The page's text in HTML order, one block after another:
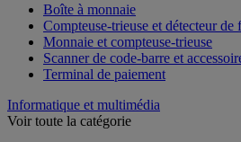
Boîte à monnaie
Compteuse-trieuse et détecteur de
Monnaie et compteuse-trieuse
Scanner de code-barre et
Terminal de paiement
Informatique et multimédia
Voir toute la catégorie